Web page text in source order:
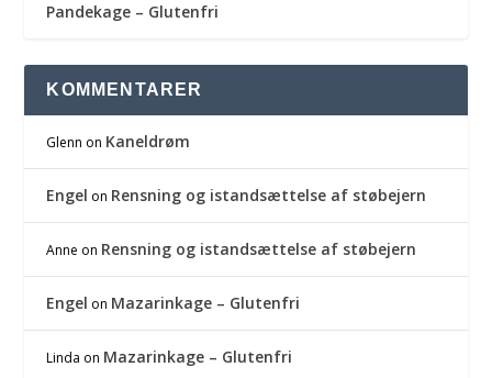
Pandekage – Glutenfri
KOMMENTARER
Glenn on Kaneldrøm
Engel on Rensning og istandsættelse af støbejern
Anne on Rensning og istandsættelse af støbejern
Engel on Mazarinkage – Glutenfri
Linda on Mazarinkage – Glutenfri